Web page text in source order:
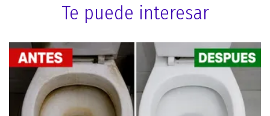
Te puede interesar